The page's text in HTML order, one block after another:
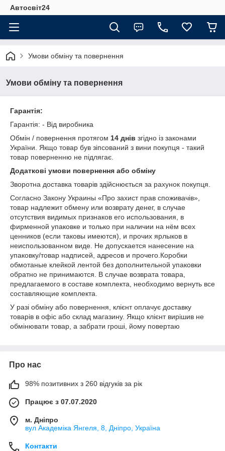
Автосвіт24
Умови обміну та повернення
Умови обміну та повернення
Гарантія:
Гарантія: - Від виробника
Обмін / повернення протягом 14 днів згідно із законами
України. Якщо товар був зіпсований з вини покупця - такий
товар поверненню не підлягає.
Додаткові умови повернення або обміну
Зворотна доставка товарів здійснюється за рахунок покупця.
Согласно Закону Украины «Про захист прав споживачів»,
товар надлежит обмену или возврату денег, в случае
отсутствия видимых признаков его использования, в
фирменной упаковке и только при наличии на нём всех
ценников (если таковы имеются), и прочих ярлыков в
неиспользованном виде. Не допускается нанесение на
упаковку/товар надписей, адресов и прочего.Коробки
обмотаные клейкой лентой без дополнительной упаковки
обратно не принимаются. В случае возврата товара,
предлагаемого в составе комплекта, необходимо вернуть все
составляющие комплекта.
У разі обміну або повернення, клієнт оплачує доставку
товарів в офіс або склад магазину. Якщо клієнт вирішив не
обмінювати товар, а забрати гроші, йому повертаю
Про нас
98% позитивних з 260 відгуків за рік
Працює з 07.07.2020
м. Дніпро
вул Академіка Янгеля, 8, Дніпро, Україна
Контакти